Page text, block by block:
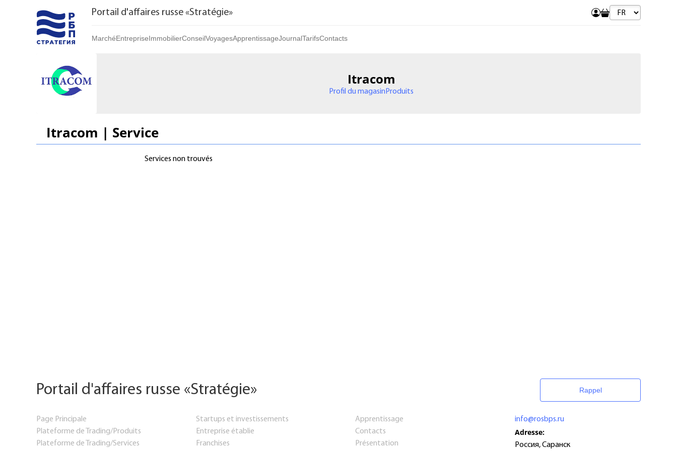
Portail d'affaires russe «Stratégie»
MarchéEntrepriseImmobilierConseilVoyagesApprentissageJournalTarifsContacts
Itracom
Profil du magasin Produits
Itracom | Service
Services non trouvés
Portail d'affaires russe «Stratégie» Rappel
Page Principale
Plateforme de Trading/Produits
Plateforme de Trading/Services
Startups et investissements
Entreprise établie
Franchises
Apprentissage
Contacts
Présentation
info@rosbps.ru
Adresse:
Россия,Саранск